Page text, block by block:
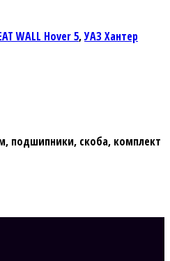
WALL Hover 5,УАЗ Хантер
подшипники, скоба, комплект